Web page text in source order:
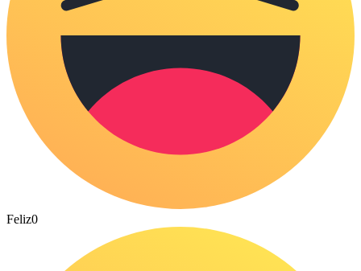
Feliz0